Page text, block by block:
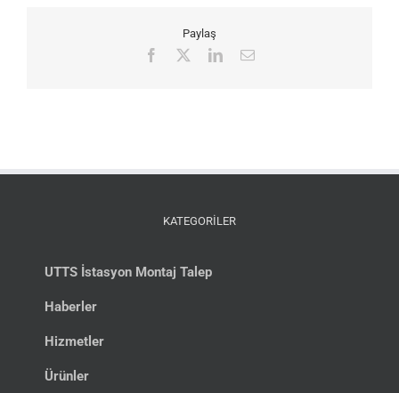
Paylaş
Facebook LinkedIn
E-
KATEGORİLER
UTTS İstasyon Montaj Talep
Haberler
Hizmetler
Ürünler